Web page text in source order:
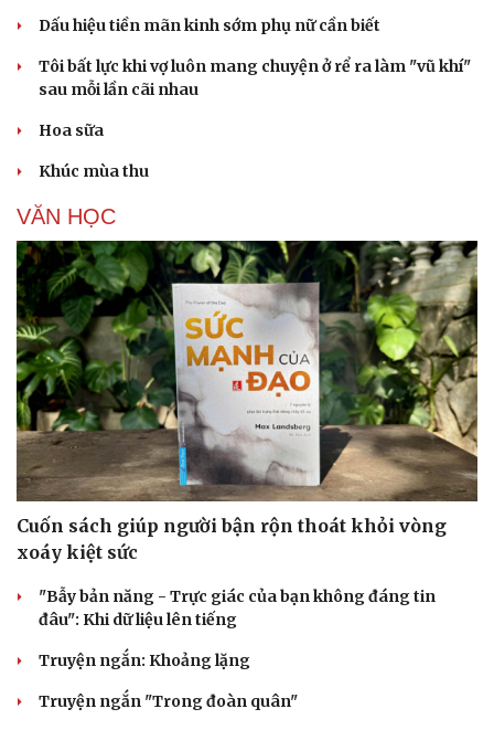
Cải chính
Dấu hiệu tiền mãn kinh sớm phụ nữ cần biết
Tôi bất lực khi vợ luôn mang chuyện ở rể ra làm "vũ khí"
sau mỗi lần cãi nhau
Hoa sữa
Khúc mùa thu
VĂN HỌC
Cuốn sách giúp người bận rộn thoát khỏi vòng
xoáy kiệt sức
"Bẫy bản năng - Trực giác của bạn không đáng tin
đâu": Khi dữ liệu lên tiếng
Truyện ngắn: Khoảng lặng
Truyện ngắn "Trong đoàn quân"